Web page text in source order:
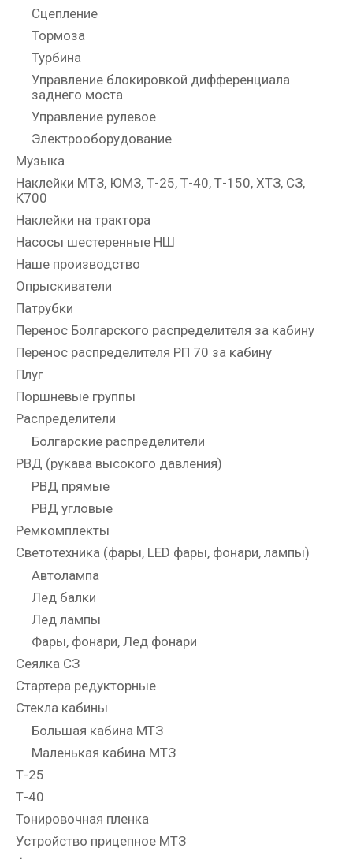
Сцепление
Тормоза
Турбина
Управление блокировкой дифференциала
заднего моста
Управление рулевое
Электрооборудование
Музыка
Наклейки МТЗ, ЮМЗ, Т-25, Т-40, Т-150, ХТЗ, СЗ,
К700
Наклейки на трактора
Насосы шестеренные НШ
Наше производство
Опрыскиватели
Патрубки
Перенос Болгарского распределителя за кабину
Перенос распределителя РП 70 за кабину
Плуг
Поршневые группы
Распределители
Болгарские распределители
РВД (рукава высокого давления)
РВД прямые
РВД угловые
Ремкомплекты
Светотехника (фары, LED фары, фонари, лампы)
Автолампа
Лед балки
Лед лампы
Фары, фонари, Лед фонари
Сеялка СЗ
Стартера редукторные
Стекла кабины
Большая кабина МТЗ
Маленькая кабина МТЗ
Т-25
Т-40
Тонировочная пленка
Устройство прицепное МТЗ